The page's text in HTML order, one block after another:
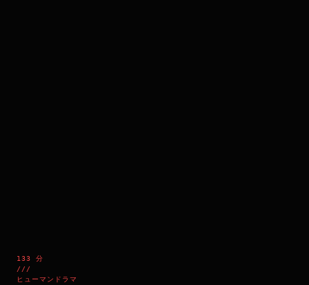
133 分
///
ヒューマンドラマ